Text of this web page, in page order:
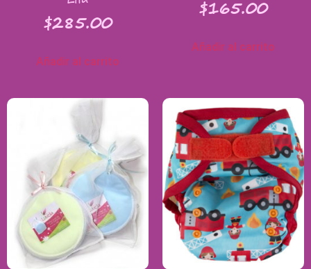
$285.00
Añadir al carrito
$165.00
Añadir al carrito